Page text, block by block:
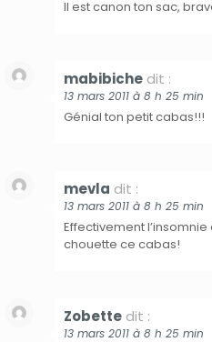
Il est canon ton sac,
mabibiche dit :
13 mars 2011 à 8 h 25 min
Génial ton petit cabas!!!
mevla dit :
13 mars 2011 à 8 h 25 min
Effectivement
chouette ce cabas!
Zobette dit :
13 mars 2011 à 8 h 25 min